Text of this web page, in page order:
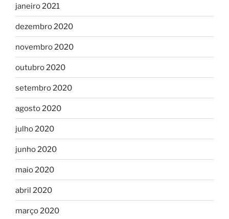
janeiro 2021
dezembro 2020
novembro 2020
outubro 2020
setembro 2020
agosto 2020
julho 2020
junho 2020
maio 2020
abril 2020
março 2020